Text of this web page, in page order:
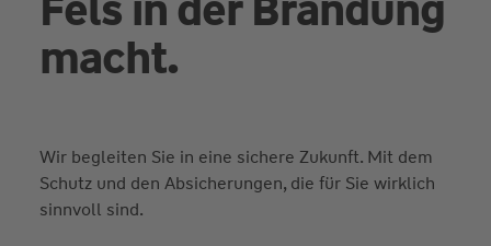
macht.
Wir begleiten Sie in eine sichere Zukunft. Mit dem
Schutz und den Absicherungen, die für Sie wirklich
sinnvoll sind.